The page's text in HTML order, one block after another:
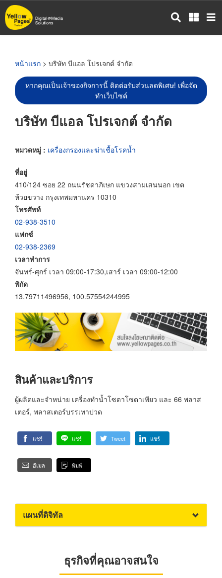
ข้าม
ไป
หน้าแรก > บริษัท บีแอล โปรเจกต์ จำกัด
หากคุณเป็นเจ้าของกิจการนี้ ติดต่อรับส่วนลดพิเศษ! เพื่อจัด
ทำเว็บไซต์
บริษัท บีแอล โปรเจกต์ จำกัด
หมวดหมู่ : เครื่องกรองและฆ่าเชื้อโรคน้ำ
ที่อยู่
410/124 ซอย 22 ถนนรัชดาภิเษก แขวงสามเสนนอก เขต
ห้วยขวาง กรุงเทพมหานคร 10310
โทรศัพท์
02-938-3510
แฟกซ์
02-938-2369
เวลาทำการ
จันทร์-ศุกร์ เวลา 09:00-17:30,เสาร์ เวลา 09:00-12:00
พิกัด
13.79711496956, 100.57554244995
สินค้าและบริการ
ผู้ผลิตและจำหน่าย เครื่องทำน้ำโซดาโซดาเพียว และ 66 พลาส
เตอร์, พลาสเตอร์บรรเทาปวด
แชร์ แชร์ Tweet แชร์
อีเมล พิมพ์
แผนที่ดิจิทัล
ธุรกิจที่คุณอาจสนใจ